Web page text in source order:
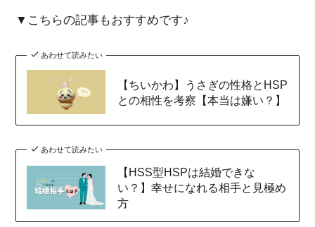
▼こちらの記事もおすすめです♪
あわせて読みたい
【ちいかわ】うさぎの性格とHSP
との相性を考察【本当は嫌い？】
あわせて読みたい
【HSS型HSPは結婚できな
い？】幸せになれる相手と見極め
方